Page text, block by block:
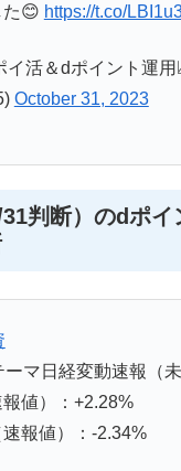
😊 https://t.co/
活＆dポイント運用
October 31, 2023
判断）のdポイ
マ日経変動速報（未
値）：+2.28%
報値）：-2.34%